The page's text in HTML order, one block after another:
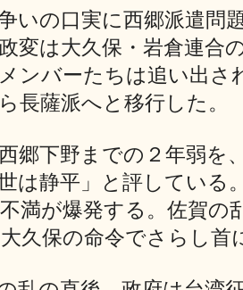
いの口実に西郷派遣問
変は大久保・岩倉連合
ンバーたちは追い出さ
長薩派へと移行した。
郷下野までの２年弱を
世は静平」と評している
満が爆発する。佐賀の
久保の命令でさらし首